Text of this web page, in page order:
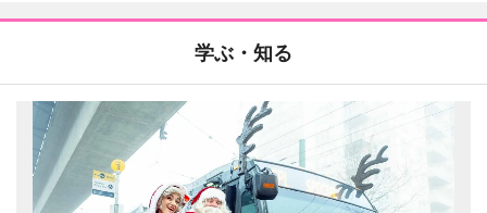
学ぶ・知る